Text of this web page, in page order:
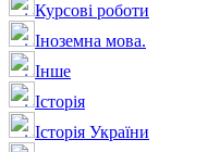
Курсові роботи
Іноземна мова.
Інше
Історія
Історія України